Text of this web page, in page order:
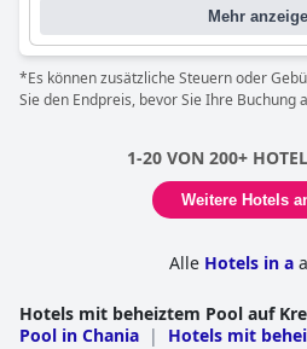
Mehr
*Es können zusätzliche Steuern oder
Sie den Endpreis, bevor Sie Ihre Buchung
1-20 VON 200+
Weitere Hotels
Alle Hotels in a
Hotels mit beheiztem Pool auf
Pool in Chania |
Hotels mit